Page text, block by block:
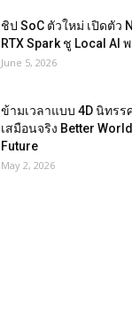
ชิป SoC ตัวใหม่ เปิดตัว
RTX Spark ชู Local AI
June 5, 2026
ข้ามเวลาแบบ 4D นิทรร
เสมือนจริง Better
Future
May 2, 2026